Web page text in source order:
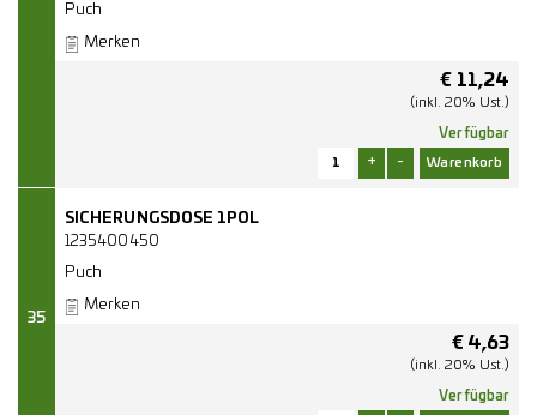
Puch
Merken
€ 11,24
(inkl. 20% Ust.)
Verfügbar
+ -
35
SICHERUNGSDOSE 1POL
1235400450
Puch
Merken
€ 4,63
(inkl. 20% Ust.)
Verfügbar